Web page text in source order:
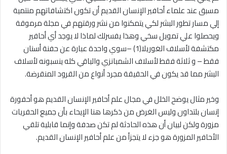
مسبق عند علماء أحافير الإنسان القديم أن تكون اكتشافاتهم منتمية
إلي مسار تطور البشر لكي يتمكنوا من نشر ورقتهم في مجلة مرموقة
ويحصلوا علي تمويل سخي وهذا يفسرلك لماذا لا يوجد أي أحافير
مكتشفة لأسلاف الغوريلا(1) –سوي واحدة عبارة عن حفنة أسنان
فقط – و ثلاثة فقط لأسلاف الشمبانزي والباقي كله ينسبونه لأسلاف
البشر مما قد يكون في الحقيقة مجرد أنواع من القرود المنقرضة.
وخير مثال يوضح الخلل في مجال علم أحافير الإنسان القديم هو أحفورة
إنسان بلتداون وليس الغرض من ذكرها هنا الإيحاء بأن جميع الحفريات
مزورة ولكن لبيان أن هذه الحادثة لم تكن صدفة وإنما قابلية تلقي
الأحافير المزورة هو جزء لا يتجزأ من علم أحافير الإنسان القديم.